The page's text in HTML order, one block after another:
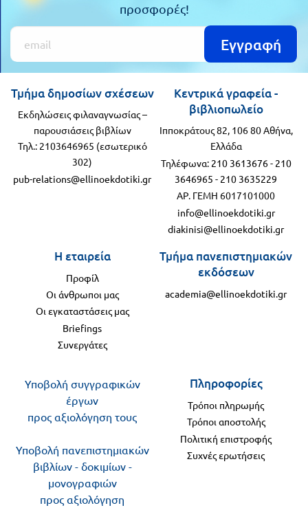
προσφορές!
Εγγραφή
Κεντρικά γραφεία -
βιβλιοπωλείο
Ιπποκράτους 82, 106 80 Αθήνα,
Ελλάδα
Τηλέφωνα: 210 3613676- 210
3646965 - 210 3635229
ΑΡ. ΓΕΜΗ 6017101000
info@ellinoekdotiki.gr
diakinisi@ellinoekdotiki.gr
Η εταιρεία
Προφίλ
Οι άνθρωποι μας
Οι εγκαταστάσεις μας
Briefings
Συνεργάτες
Τμήμα δημοσίων σχέσεων
Εκδηλώσεις φιλαναγνωσίας –
παρουσιάσεις βιβλίων
Τηλ.: 2103646965 (εσωτερικό
302)
pub-relations@ellinoekdotiki.gr
Τμήμα πανεπιστημιακών
εκδόσεων
academia@ellinoekdotiki.gr
Πληροφορίες
Τρόποι πληρωμής
Τρόποι αποστολής
Πολιτική επιστροφής
Συχνές ερωτήσεις
Υποβολή συγγραφικών
έργων
προς αξιολόγηση τους
Υποβολή πανεπιστημιακών
βιβλίων - δοκιμίων -
μονογραφιών
προς αξιολόγηση